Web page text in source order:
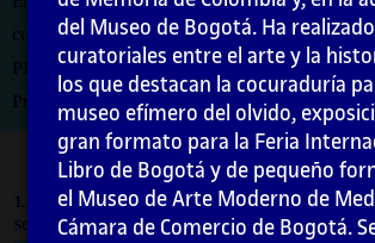
coordinados por la profesora: Maria Iñigo
PID_00274734
Primera edición: febrero 2021
1. ¿Qué es la curaduría y para qué le puede
servir a un artista? / 1.9. Coda primera parte
del Museo de Bogotá. Ha
curatoriales entre el arte y la
los que destacan la cocuraduría
museo efímero del olvido,
gran formato para la Feria
Libro de Bogotá y de pequeño
el Museo de Arte Moderno de
Cámara de Comercio de Bogotá.